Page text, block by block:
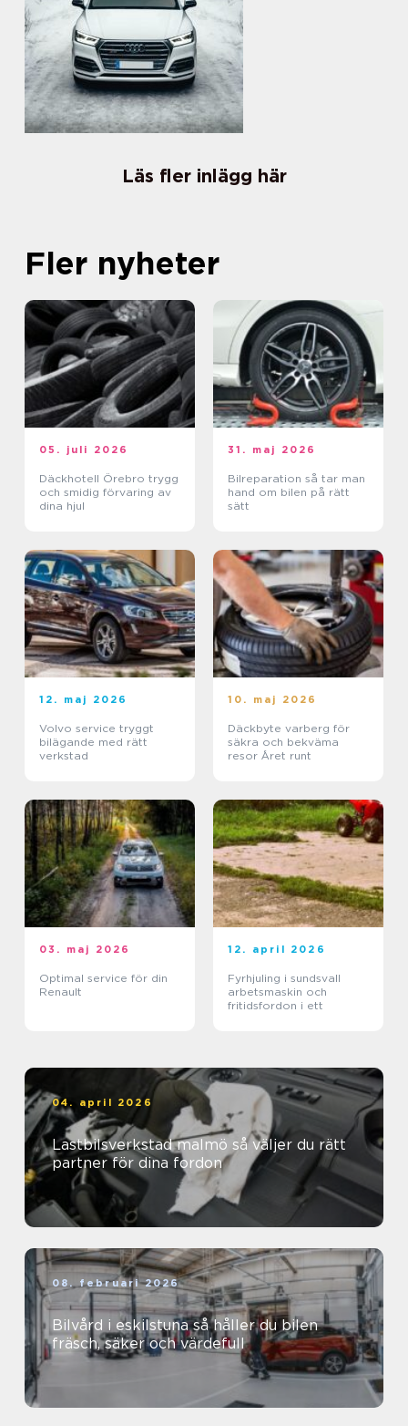
Läs fler inlägg här
Fler nyheter
05. juli 2026
Däckhotell Örebro trygg
och smidig förvaring av
dina hjul
31. maj 2026
Bilreparation så tar man
hand om bilen på rätt
sätt
12. maj 2026
Volvo service tryggt
bilägande med rätt
verkstad
10. maj 2026
Däckbyte varberg för
säkra och bekväma
resor Året runt
03. maj 2026
Optimal service för din
Renault
12. april 2026
Fyrhjuling i sundsvall
arbetsmaskin och
fritidsfordon i ett
04. april 2026
Lastbilsverkstad malmö så väljer du rätt
partner för dina fordon
08. februari 2026
Bilvård i eskilstuna så håller du bilen
fräsch, säker och värdefull